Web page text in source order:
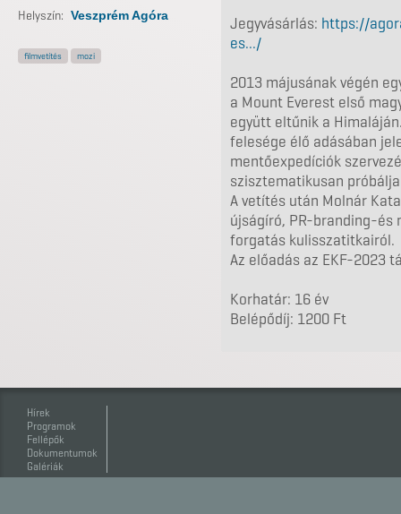
Jegyvásárlás: https://
es.../
2013 májusának végén
a Mount Everest első
együtt eltűnik a
felesége élő adásában
mentőexpedíciók
szisztematikusan
A vetítés után Molnár
újságíró, PR-branding-
forgatás kulisszatitkairól.
Az előadás az EKF-2023
Korhatár: 16 év
Belépődíj: 1200 Ft
Helyszín: Veszprém Agóra
filmvetítés mozi
Hírek
Programok
Fellépők
Dokumentumok
Galériák